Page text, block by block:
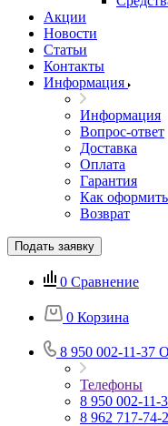
Акции
Новости
Статьи
Контакты
Информация
Информация
Вопрос-ответ
Доставка
Оплата
Гарантия
Как оформить
Возврат
Подать заявку
0 Сравнение
0 Корзина
8 950 002-11-37
Телефоны
8 950 002-11-
8 962 717-74-